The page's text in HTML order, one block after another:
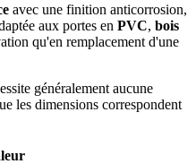
avec une finition anticorrosion,
aux portes en PVC, bois
qu'en remplacement d'une
généralement aucune
les dimensions correspondent